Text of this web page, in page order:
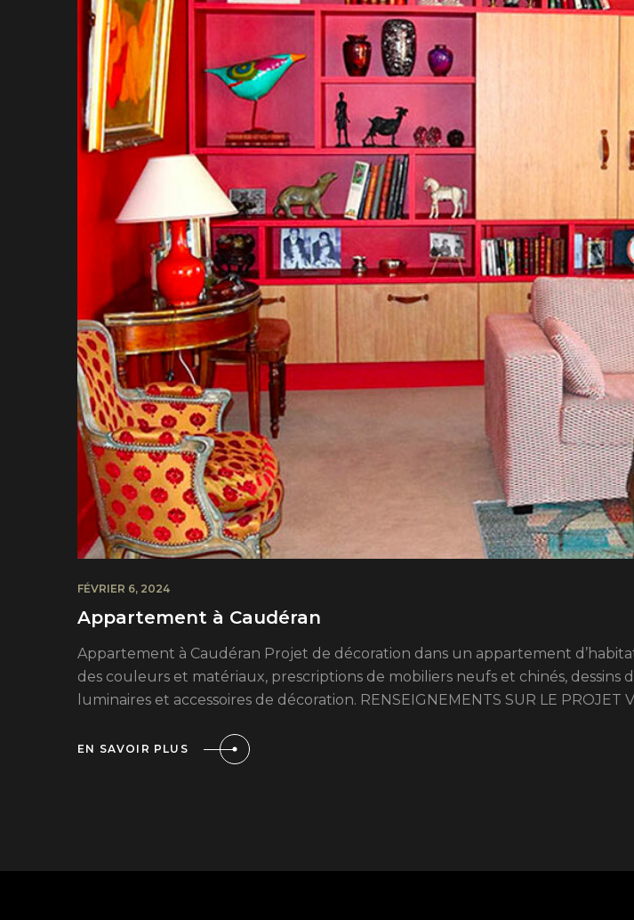
FÉVRIER 6, 2024
Appartement à Caudéran
Appartement à Caudéran Projet de décoration dans un appartement
des couleurs et matériaux, prescriptions de mobiliers neufs et chinés,
luminaires et accessoires de décoration. RENSEIGNEMENTS SUR LE PROJET
EN SAVOIR PLUS